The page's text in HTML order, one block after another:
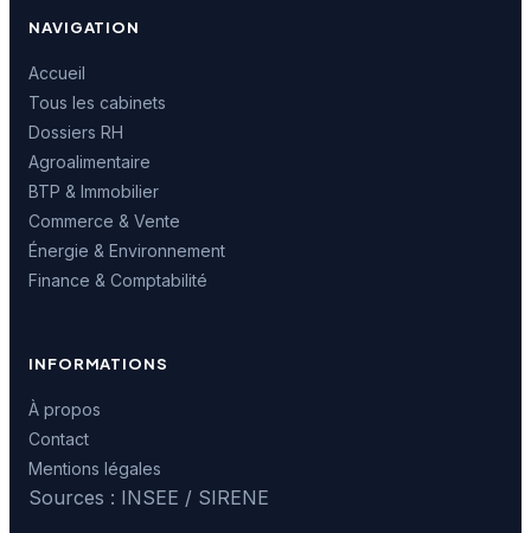
NAVIGATION
Accueil
Tous les cabinets
Dossiers RH
Agroalimentaire
BTP & Immobilier
Commerce & Vente
Énergie & Environnement
Finance & Comptabilité
INFORMATIONS
À propos
Contact
Mentions légales
Sources : INSEE / SIRENE